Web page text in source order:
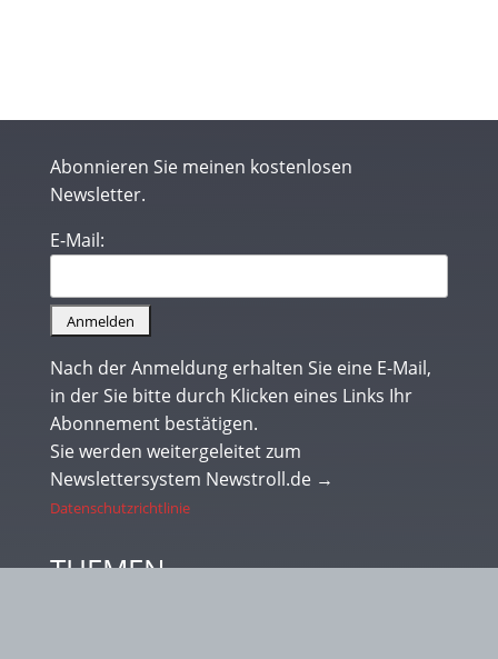
Abonnieren Sie meinen kostenlosen
Newsletter.
E-Mail:
Nach der Anmeldung erhalten Sie eine E-Mail,
in der Sie bitte durch Klicken eines Links Ihr
Abonnement bestätigen.
Sie werden weitergeleitet zum
Newslettersystem Newstroll.de →
Datenschutzrichtlinie
THEMEN